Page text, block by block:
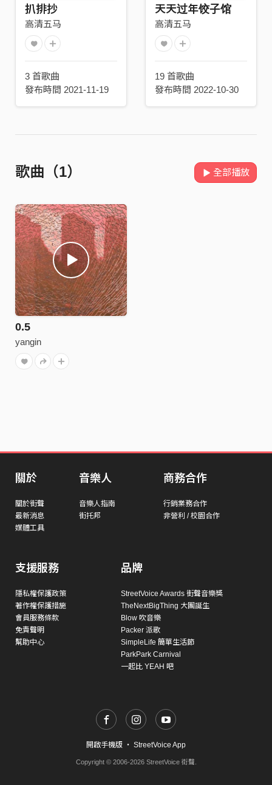
扒排抄
高清五马
3 首歌曲
發布時間 2021-11-19
天天过年饺子馆
高清五马
19 首歌曲
發布時間 2022-10-30
歌曲（1） 全部播放
0.5
yangin
關於
關於街聲
最新消息
媒體工具
音樂人
音樂人指南
街托邦
商務合作
行銷業務合作
非營利 / 校園合作
支援服務
隱私權保護政策
著作權保護措施
會員服務條款
免責聲明
幫助中心
品牌
StreetVoice Awards 街聲音樂獎
TheNextBigThing 大團誕生
Blow 吹音樂
Packer 派歌
SimpleLife 簡單生活節
ParkPark Carnival
一起比 YEAH 吧
開啟手機版 ・ StreetVoice App
Copyright © 2006-2026 StreetVoice 街聲.